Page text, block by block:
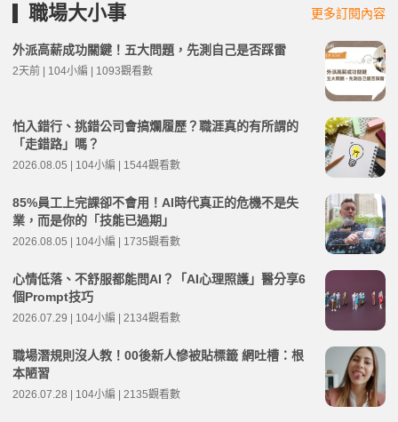
職場大小事 更多訂閱內容
外派高薪成功關鍵！五大問題，先測自己是否踩雷
2天前 | 104小編 | 1093觀看數
怕入錯行、挑錯公司會搞爛履歷？職涯真的有所謂的
「走錯路」嗎？
2026.08.05 | 104小編 | 1544觀看數
85%員工上完課卻不會用！AI時代真正的危機不是失
業，而是你的「技能已過期」
2026.08.05 | 104小編 | 1735觀看數
心情低落、不舒服都能問AI？「AI心理照護」醫分享6
個Prompt技巧
2026.07.29 | 104小編 | 2134觀看數
職場潛規則沒人教！00後新人慘被貼標籤 網吐槽：根
本陋習
2026.07.28 | 104小編 | 2135觀看數